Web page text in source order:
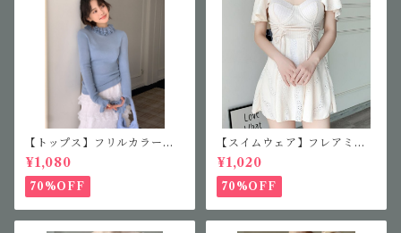
【トップス】フリルカラーニ
ット
¥1,080
70%OFF
【スイムウェア】フレアミニ
ワンピース
¥1,020
70%OFF